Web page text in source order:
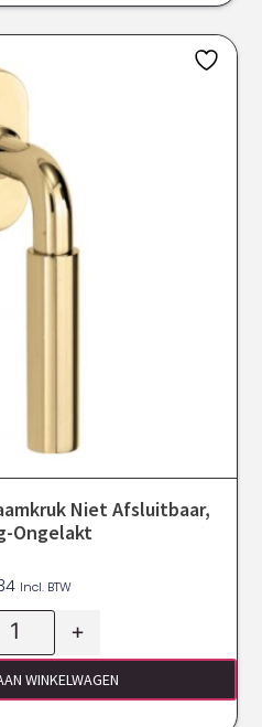
Niet Afsluitbaar,
Ongelakt
Incl. BTW
+
WINKELWAGEN